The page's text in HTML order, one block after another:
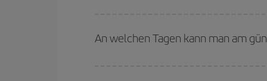
sind im Allgemeinen Hochsaison. Und,
An welchen Tagen kann man am